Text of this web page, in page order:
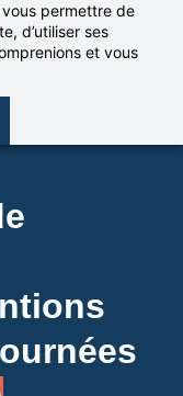
permettre de
d’utiliser ses
et vous